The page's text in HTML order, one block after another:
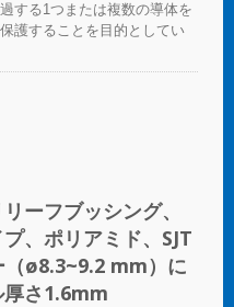
する1つまたは複数の導体を
護することを目的としてい
ーフブッシング、
、ポリアミド、SJT
（ø8.3~9.2 mm）に
さ1.6mm